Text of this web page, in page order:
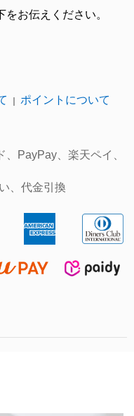
お伝えください。
｜ ポイントについて
PayPay、楽天ペイ、
、代金引換